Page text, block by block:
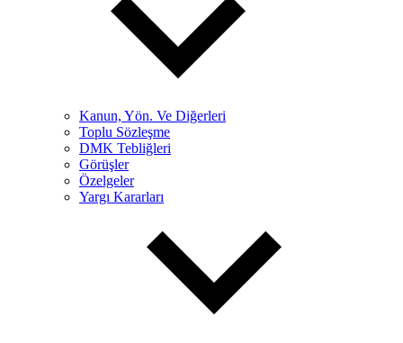
Kanun, Yön. Ve Diğerleri
Toplu Sözleşme
DMK Tebliğleri
Görüşler
Özelgeler
Yargı Kararları